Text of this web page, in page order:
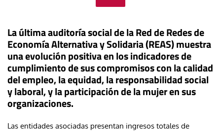
La última auditoría social de la Red de Redes de
Economía Alternativa y Solidaria (REAS) muestra
una evolución positiva en los indicadores de
cumplimiento de sus compromisos con la calidad
del empleo, la equidad, la responsabilidad social
y laboral, y la participación de la mujer en sus
organizaciones.
Las entidades asociadas presentan ingresos totales de